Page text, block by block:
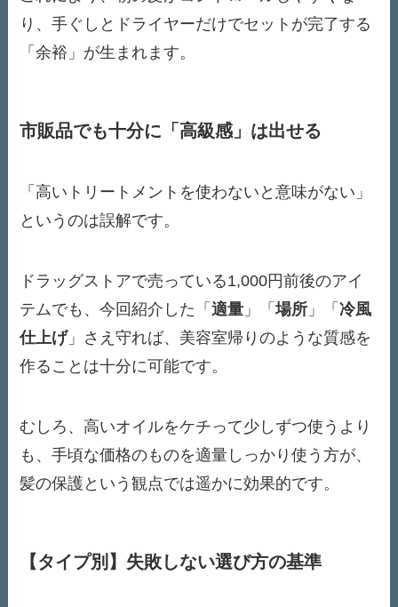
り、手ぐしとドライヤーだけでセットが完了する
「余裕」が生まれます。
市販品でも十分に「高級感」は出せる
「高いトリートメントを使わないと意味がない」
というのは誤解です。
ドラッグストアで売っている1,000円前後のアイ
テムでも、今回紹介した「適量 」「場所 」「冷風
仕上げ」さえ守れば、美容室帰りのような質感を
作ることは十分に可能です。
むしろ、高いオイルをケチって少しずつ使うより
も、手頃な価格のものを適量しっかり使う方が、
髪の保護という観点では遥かに効果的です。
【タイプ別】失敗しない選び方の基準